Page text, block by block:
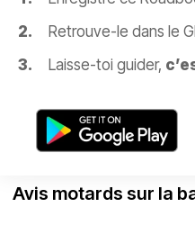
Retrouve-le dans le
Laisse-toi guider,
Avis motards sur la